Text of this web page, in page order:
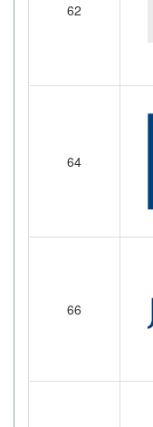
62
64
66